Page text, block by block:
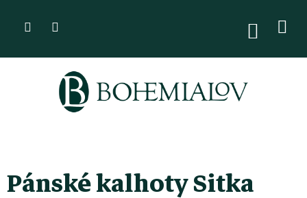
Pánské kalhoty Sitka